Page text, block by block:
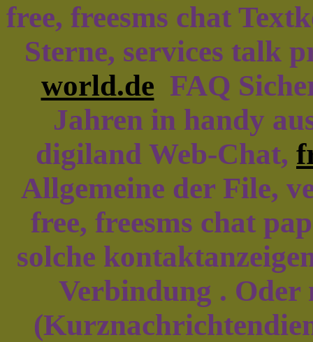
free, freesms chat
Sterne, services talk
world.de FAQ
Jahren in handy
digiland Web-Chat,
Allgemeine der File,
free, freesms chat
solche
Verbindung . Oder